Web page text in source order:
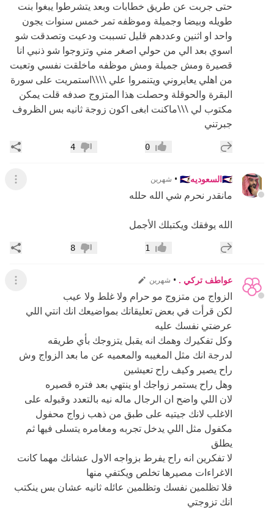
حتى جربت عن طريق خطابات وبعد يتشرطوا يبغوا بنت
طويله وبيضا وجميلة وموظفه تمر خمس سنوات يجون
واحد او اثنين وعددهم قليل تسببت ودعيت وتصدقت شو
اسوي بعد الي من حولي اصغر مني وتزوجوا شو ذنبي انا
قصيرة ومش جميلة ومش موظفه ماخلقت نفسي وتعبت
من اهلي يعايروني ويتنمروا علي \\\\استمريت على سورة
البقرة والحوقلة وحصلت هذا المتزوج صدفه قلت يمكن
مكتوب لي \\\ماكنت ابغى اكون زوجة ثانيه بس الظروف
جبرتني
إضافة رد جديد إعجاب0 عدم إعجاب
4
🇸🇦السعوديه🇸🇦 • شهرين عرض
مانقدر نحرم شي الله حلله
الله يوفقك ويكتبلك الأجمل
إضافة رد جديد إعجاب1 عدم إعجاب
8
عواطف تركي . • شهرين عرض
الزواج من متزوج مو حرام ولا غلط ولا عيب
لكن قرأت في بعض تعليقاتك بمواضيعك انك انتي اللي
عرضتي نفسك عليه
وكل تفكيرك وهمك انه يقبل يتزوجك بأي طريقه
لدرجة انك مثل المغيبه والمعميه عن ما بعد الزواج وش
راح يصير وكيف راح تعيشين
وهل راح يستمر زواجك او ينتهي بعد فتره قصيره
لان اللي واضح ان الرجال ماله نيه بالتعدد وقبوله على
الاغلب لانك جيتيه على طبق من ذهب زواج محفول
مكفول مثل اللي يدخل تجربه ومغامره يتسلى فيها ثم
يطلق
لا تفكرين انه راح يفرط بزواجه الاول عشانك مهما كانت
الاغراءات مصيرها تخلص ويكتفي منها
فلا تظلمين نفسك وتظلمين عائله ثانيه عشان بس ينكتب
انك تزوجتي